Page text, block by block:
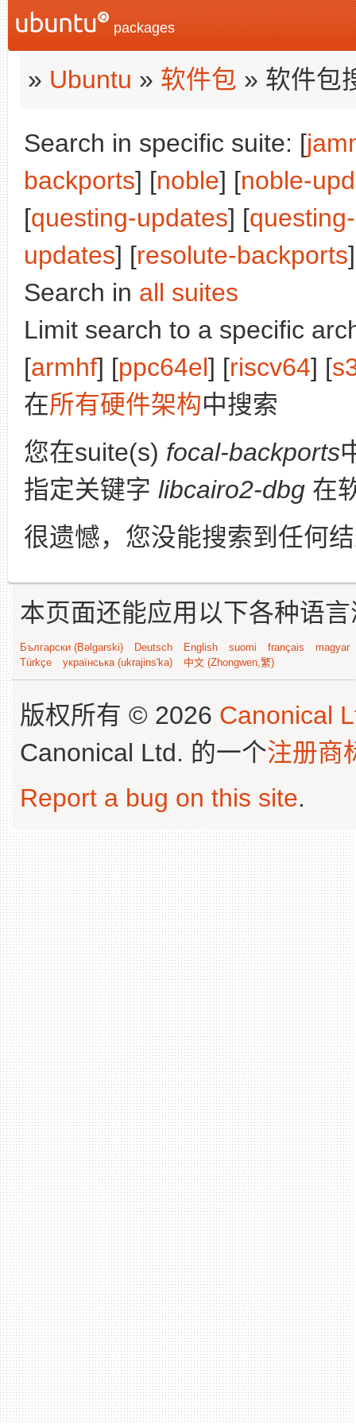
packages
» Ubuntu » 软件包 » 软件包
Search in specific suite: [
backports] [noble] [noble-
[questing-updates] [
updates] [resolute-backports
Search in all suites
Limit search to a specific
[armhf] [ppc64el] [riscv64] [
在所有硬件架构中搜索
您在suite(s) focal-backports
指定关键字 libcairo2-dbg 在
很遗憾，您没能搜索到任何
本页面还能应用以下各种语
Български (Bəlgarski) Deutsch English suomi français
magyar
Türkçe
українська (ukrajins'ka) 中文 (Zhongwen,繁)
版权所有 © 2026 Canonical
Canonical Ltd. 的一个注册商
Report a bug on this site.